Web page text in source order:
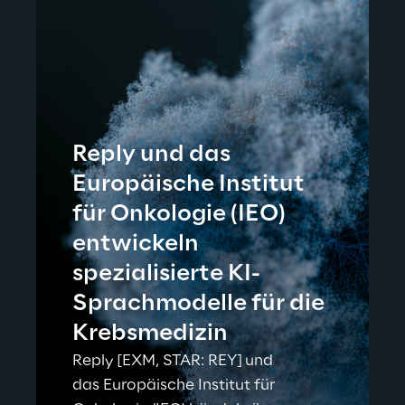
Reply und das
Europäische Institut
für Onkologie (IEO)
entwickeln
spezialisierte KI-
Sprachmodelle für die
Krebsmedizin
Reply [EXM, STAR: REY] und
das Europäische Institut für